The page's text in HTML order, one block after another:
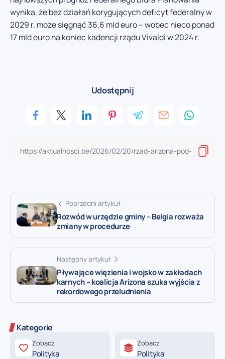
wynika, że bez działań korygujących deficyt federalny w
2029 r. może sięgnąć 36,6 mld euro – wobec nieco ponad
17 mld euro na koniec kadencji rządu Vivaldi w 2024 r.
Udostępnij
Poprzedni artykuł
Rozwód w urzędzie gminy – Belgia rozważa
zmiany w procedurze
Następny artykuł
Pływające więzienia i wojsko w zakładach
karnych – koalicja Arizona szuka wyjścia z
rekordowego przeludnienia
Kategorie
Zobacz
Polityka
Zobacz
Polityka